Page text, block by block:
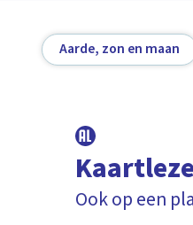
Aarde, zon en maan
Ook op een